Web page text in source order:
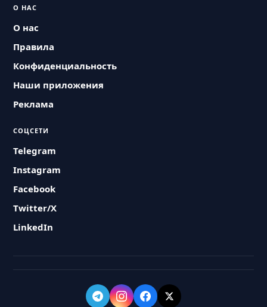
О НАС
О нас
Правила
Конфиденциальность
Наши приложения
Реклама
СОЦСЕТИ
Telegram
Instagram
Facebook
Twitter/X
LinkedIn